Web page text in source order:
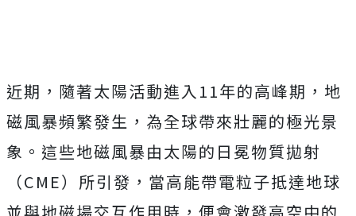
近期，隨著太陽活動進入11年的高峰期，地
磁風暴頻繁發生，為全球帶來壯麗的極光景
象。這些地磁風暴由太陽的日冕物質拋射
（CME）所引發，當高能帶電粒子抵達地球